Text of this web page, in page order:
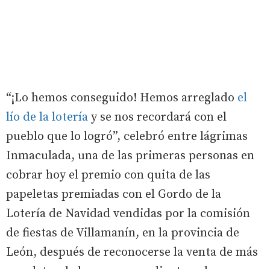
“¡Lo hemos conseguido! Hemos arreglado el
lío de la lotería y se nos recordará con el
pueblo que lo logró”, celebró entre lágrimas
Inmaculada, una de las primeras personas en
cobrar hoy el premio con quita de las
papeletas premiadas con el Gordo de la
Lotería de Navidad vendidas por la comisión
de fiestas de Villamanín, en la provincia de
León, después de reconocerse la venta de más